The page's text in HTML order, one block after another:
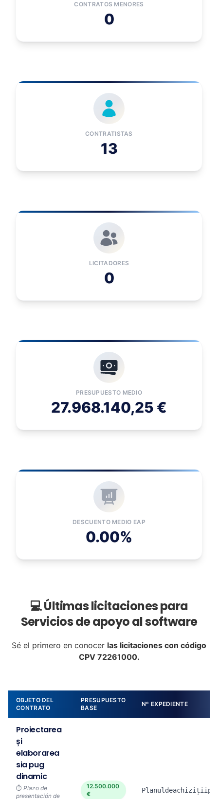
CONTRATOS MENORES
0
CONTRATISTAS
13
LICITADORES
0
PRESUPUESTO MEDIO
27.968.140,25 €
DESCUENTO MEDIO EAP
0.00%
💻 Últimas licitaciones para
Servicios de apoyo al software
Sé el primero en conocer las licitaciones con código
CPV 72261000.
OBJETO DEL
CONTRATO
PRESUPUESTO
BASE
Nº EXPEDIENTE
Proiectarea
și
elaborarea
sia pug
dinamic
⏱️ Plazo de
presentación de
12.500.000
€